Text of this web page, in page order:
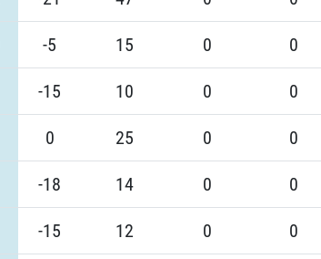
-5 15 0 0
-15 10 0 0
0 25 0 0
-18 14 0 0
-15 12 0 0